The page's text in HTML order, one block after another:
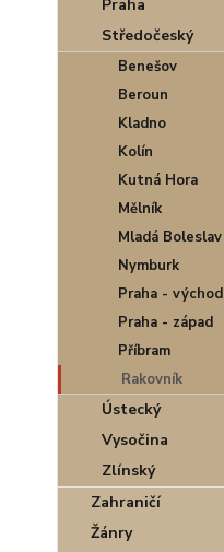
Praha
Středočeský
Benešov
Beroun
Kladno
Kolín
Kutná Hora
Mělník
Mladá Boleslav
Nymburk
Praha - východ
Praha - západ
Příbram
Rakovník
Ústecký
Vysočina
Zlínský
Zahraničí
Žánry